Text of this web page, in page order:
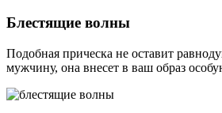
Блестящие волны
Подобная прическа не оставит
мужчину, она внесет в ваш образ